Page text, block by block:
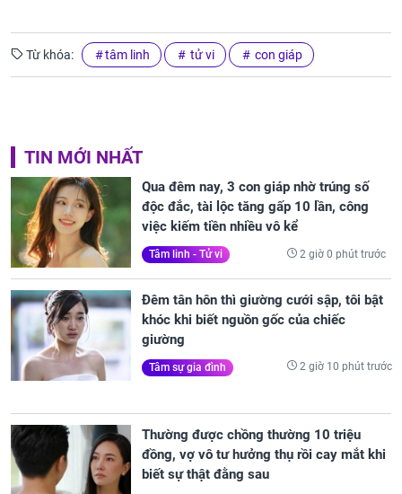
Từ khóa: tâm linh tử vi con giáp
TIN MỚI NHẤT
Qua đêm nay, 3 con giáp nhờ trúng số
độc đắc, tài lộc tăng gấp 10 lần, công
việc kiếm tiền nhiều vô kể
Tâm linh - Tử vi 2 giờ 0 phút trước
Đêm tân hôn thì giường cưới sập, tôi bật
khóc khi biết nguồn gốc của chiếc
giường
Tâm sự gia đình 2 giờ 10 phút trước
Thường được chồng thường 10 triệu
đồng, vợ vô tư hưởng thụ rồi cay mắt khi
biết sự thật đằng sau